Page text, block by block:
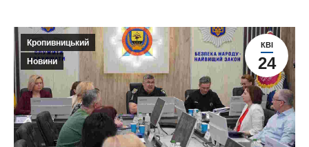
КВІ
24
Кропивницький
Новини